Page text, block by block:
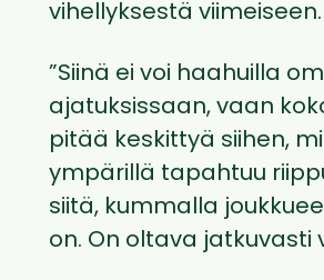
vihellyksestä viimeiseen.
”Siinä ei voi haahuilla
ajatuksissaan, vaan
pitää keskittyä siihen,
ympärillä tapahtuu
siitä, kummalla
on. On oltava jatkuvasti